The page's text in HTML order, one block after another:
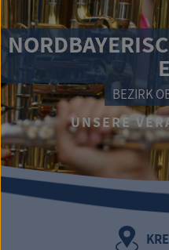
BEZIRK
UNSERE